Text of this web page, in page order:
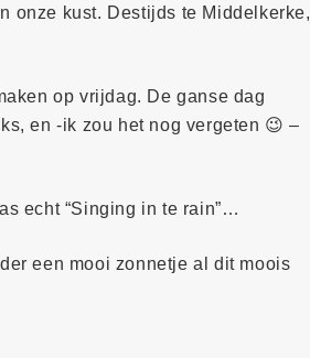
onze kust. Destijds te Middelkerke,
op vrijdag. De ganse dag
en -ik zou het nog vergeten 😉 –
echt “Singing in te rain”…
een mooi zonnetje al dit moois